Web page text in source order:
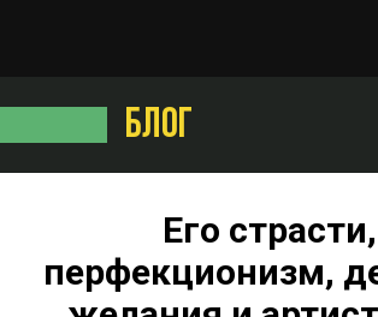
БЛОГ
Его страсти,
перфекционизм,